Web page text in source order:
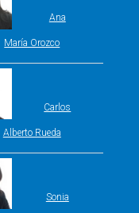
Ana
María Orozco
Carlos
Alberto Rueda
Sonia